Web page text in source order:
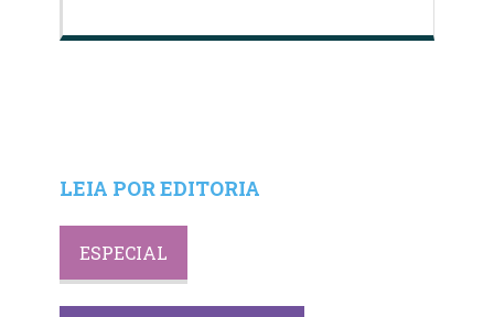
LEIA POR EDITORIA
ESPECIAL